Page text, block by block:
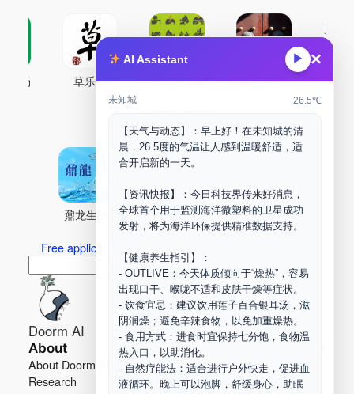
AI Assistant ▶ ×
未知城 26.5℃
【天气与动态】：早上好！在未知城的清
晨，26.5度的气温让人感到温暖舒适，适
合开启新的一天。
【资讯快报】：今日科技界传来好消息，
全球首个用于监测海洋微塑料的卫星成功
发射，将为海洋环保提供精准数据支持。
【健康养生指引】：
- OUTLIVE：今天体质倾向于“燥热”，容易
出现口干、喉咙不适和皮肤干燥等症状。
- 饮食宜忌：建议饮用莲子百合银耳汤，滋
阴润燥；避免辛辣食物，以免加重燥热。
- 食用方式：进食时宜保持七分饱，食物温
热入口，以助消化。
- 自然疗能法：适合进行户外快走，促进血
液循环。晚上可以泡脚，舒缓身心，助眠
药场 草乐村 中药剂合成 DOORM 中药
鼐龙生物 PLM 商兑园
Free application for “Healing Association Membership”
索
Search
Doorm AI
About
About Doorm AI
Research
Privacy
Terms